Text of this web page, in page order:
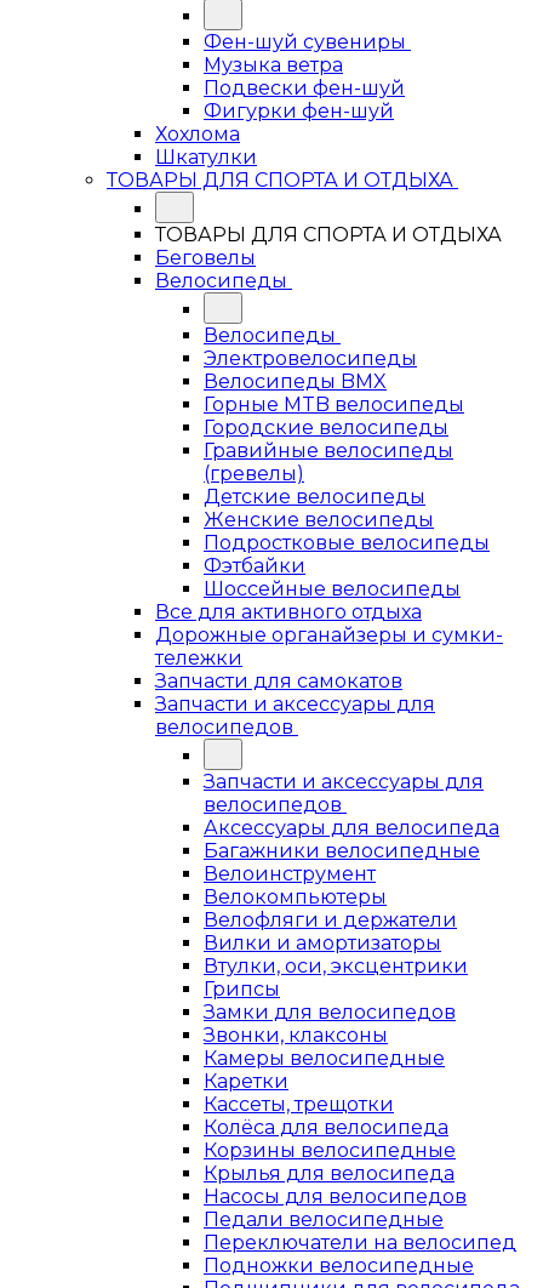
Фен-шуй сувениры
Музыка ветра
Подвески фен-шуй
Фигурки фен-шуй
Хохлома
Шкатулки
ТОВАРЫ ДЛЯ СПОРТА И ОТДЫХА
ТОВАРЫ ДЛЯ СПОРТА И ОТДЫХА
Беговелы
Велосипеды
Велосипеды
Электровелосипеды
Велосипеды BMX
Горные MTB велосипеды
Городские велосипеды
Гравийные велосипеды
(гревелы)
Детские велосипеды
Женские велосипеды
Подростковые велосипеды
Фэтбайки
Шоссейные велосипеды
Все для активного отдыха
Дорожные органайзеры и сумки-
тележки
Запчасти для самокатов
Запчасти и аксессуары для
велосипедов
Запчасти и аксессуары для
велосипедов
Аксессуары для велосипеда
Багажники велосипедные
Велоинструмент
Велокомпьютеры
Велофляги и держатели
Вилки и амортизаторы
Втулки, оси, эксцентрики
Грипсы
Замки для велосипедов
Звонки, клаксоны
Камеры велосипедные
Каретки
Кассеты, трещотки
Колёса для велосипеда
Корзины велосипедные
Крылья для велосипеда
Насосы для велосипедов
Педали велосипедные
Переключатели на велосипед
Подножки велосипедные